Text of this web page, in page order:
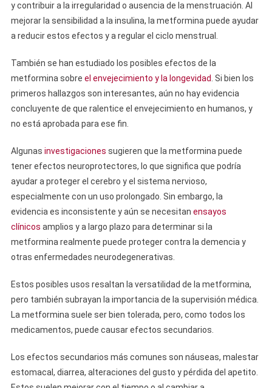
y contribuir a la irregularidad o ausencia de la menstruación. Al
mejorar la sensibilidad a la insulina, la metformina puede ayudar
a reducir estos efectos y a regular el ciclo menstrual.
También se han estudiado los posibles efectos de la
metformina sobre el envejecimiento y la longevidad . Si bien los
primeros hallazgos son interesantes, aún no hay evidencia
concluyente de que ralentice el envejecimiento en humanos, y
no está aprobada para ese fin.
Algunas investigaciones sugieren que la metformina puede
tener efectos neuroprotectores, lo que significa que podría
ayudar a proteger el cerebro y el sistema nervioso,
especialmente con un uso prolongado. Sin embargo, la
evidencia es inconsistente y aún se necesitan ensayos
clínicos amplios y a largo plazo para determinar si la
metformina realmente puede proteger contra la demencia y
otras enfermedades neurodegenerativas.
Estos posibles usos resaltan la versatilidad de la metformina,
pero también subrayan la importancia de la supervisión médica.
La metformina suele ser bien tolerada, pero, como todos los
medicamentos, puede causar efectos secundarios.
Los efectos secundarios más comunes son náuseas, malestar
estomacal, diarrea, alteraciones del gusto y pérdida del apetito.